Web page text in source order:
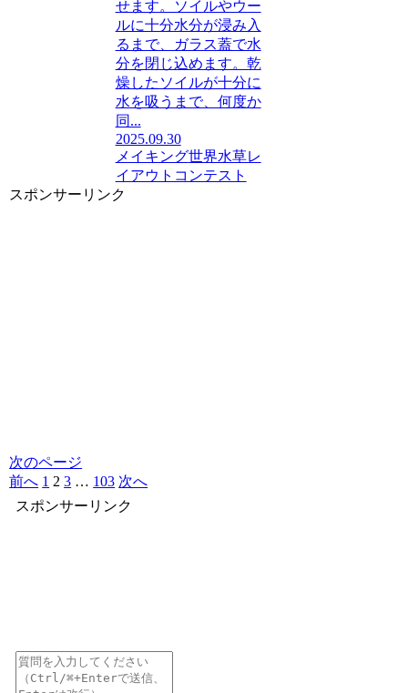
せます。ソイルやウー
ルに十分水分が浸み入
るまで、ガラス蓋で水
分を閉じ込めます。乾
燥したソイルが十分に
水を吸うまで、何度か
同...
2025.09.30
メイキング世界水草レ
イアウトコンテスト
スポンサーリンク
次のページ
前へ 1 2 3 … 103 次へ
スポンサーリンク